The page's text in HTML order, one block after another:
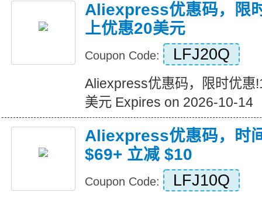
Aliexpress优惠码，限
上优惠20美元
Coupon Code: LFJ20Q
Aliexpress优惠码，限时优惠
美元 Expires on 2026-10-14
Aliexpress优惠码，时
$69+ 立减 $10
Coupon Code: LFJ10Q